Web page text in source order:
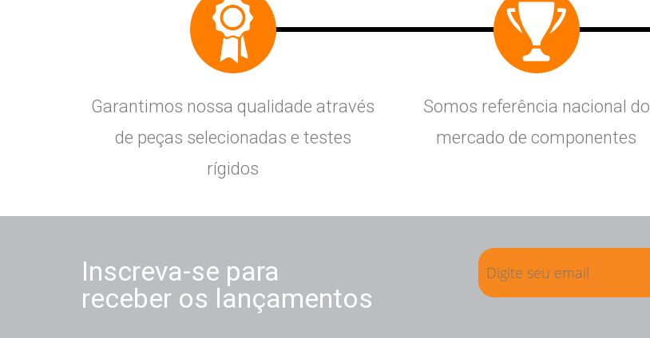
Garantimos nossa qualidade através
de peças selecionadas e testes
rígidos
Somos referência nacional do
mercado de componentes
Inscreva-se para
receber os lançamentos